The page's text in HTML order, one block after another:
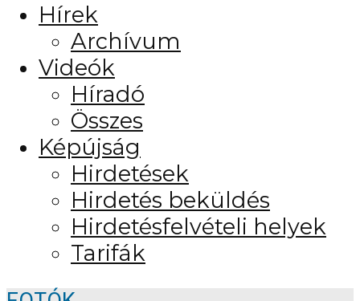
Hírek
Archívum
Videók
Híradó
Összes
Képújság
Hirdetések
Hirdetés beküldés
Hirdetésfelvételi helyek
Tarifák